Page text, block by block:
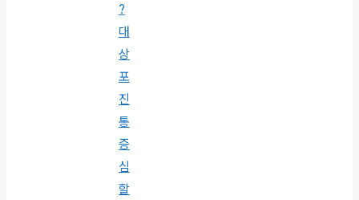
?
대
상
포
진
통
증
심
할